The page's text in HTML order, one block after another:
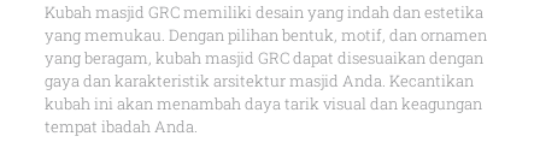
Kubah masjid GRC memiliki desain yang indah dan estetika
yang memukau. Dengan pilihan bentuk, motif, dan ornamen
yang beragam, kubah masjid GRC dapat disesuaikan dengan
gaya dan karakteristik arsitektur masjid Anda. Kecantikan
kubah ini akan menambah daya tarik visual dan keagungan
tempat ibadah Anda.